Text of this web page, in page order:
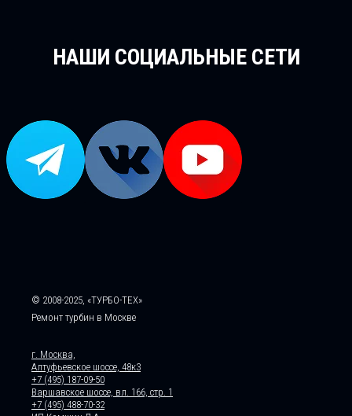
НАШИ СОЦИАЛЬНЫЕ СЕТИ
© 2008-2025, «ТУРБО-ТЕХ»
Ремонт турбин в Москве
г. Москва,
Алтуфьевское шоссе, 48к3
+7 (495) 187-09-50
Варшавское шоссе, вл. 166, стр. 1
+7 (495) 488-70-32